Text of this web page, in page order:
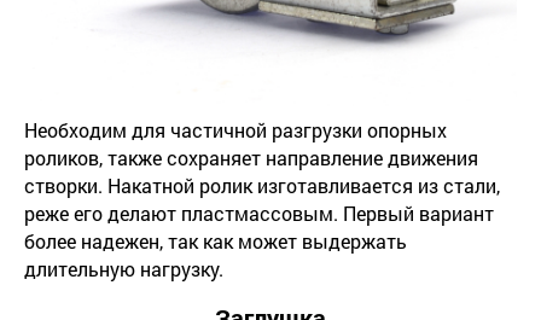
Необходим для частичной разгрузки опорных
роликов, также сохраняет направление движения
створки. Накатной ролик изготавливается из стали,
реже его делают пластмассовым. Первый вариант
более надежен, так как может выдержать
длительную нагрузку.